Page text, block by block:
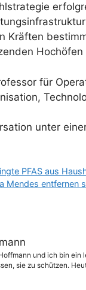
Kräften
für
unter
PFAS aus
Mendes
und ich bin
sie zu schützen.